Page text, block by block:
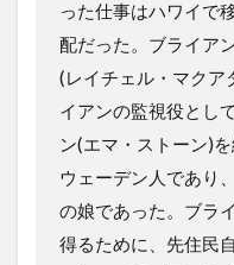
った仕事はハワイで
配だった。ブライア
(レイチェル・マクア
イアンの監視役とし
ン(エマ・ストーン)
ウェーデン人であり
の娘であった。ブラ
得るために、先住民